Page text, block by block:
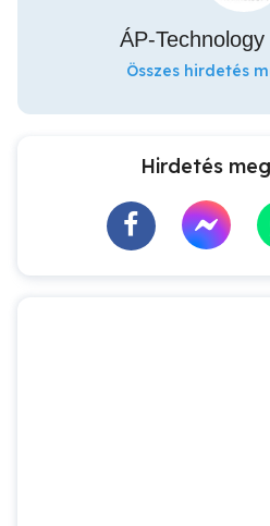
ÁP-
Összes hirdetés
Hirdetés